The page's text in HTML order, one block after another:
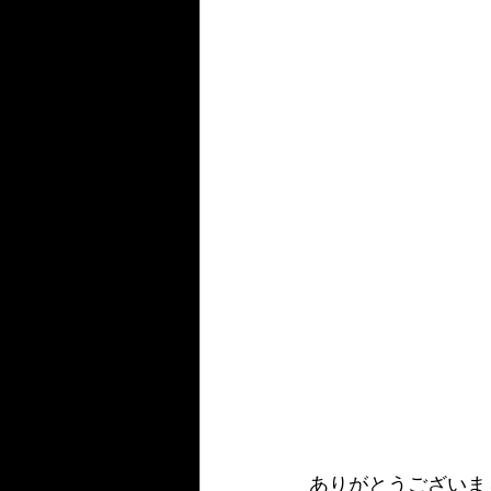
ありがとうござい